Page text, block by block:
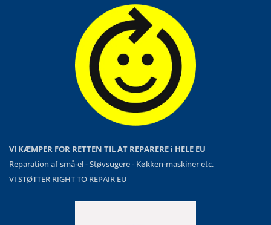
VI KÆMPER FOR RETTEN TIL AT REPARERE i HELE EU
Reparation af små-el - Støvsugere - Køkken-maskiner etc.
VI STØTTER RIGHT TO REPAIR EU